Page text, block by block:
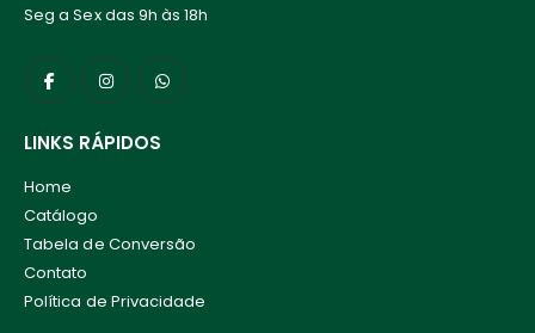
Seg a Sex das 9h às 18h
LINKS RÁPIDOS
Home
Catálogo
Tabela de Conversão
Contato
Política de Privacidade